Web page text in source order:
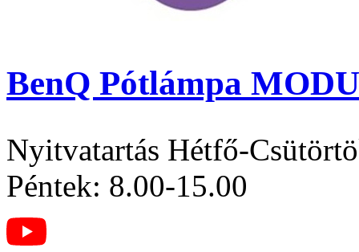
BenQ Pótlámpa
Nyitvatartás Hétfő-
Péntek: 8.00-15.00